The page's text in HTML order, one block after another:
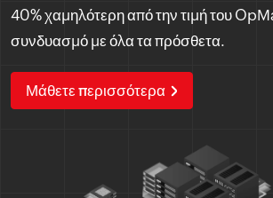
40% χαμηλότερη από την τιμή του
συνδυασμό με όλα τα πρόσθετα.
Μάθετε περισσότερα